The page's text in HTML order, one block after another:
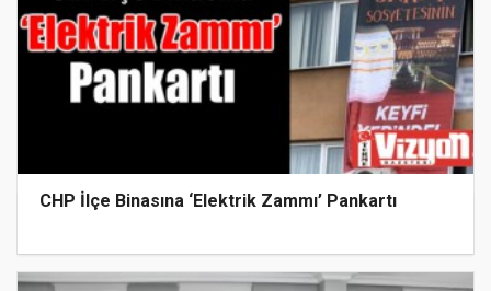
CHP İlçe Binasına ‘Elektrik Zammı’ Pankartı